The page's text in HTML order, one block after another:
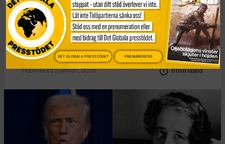
Vad Hanna Arendt kan
lära oss om
högerextrem populism
Publicerad 2 januari, 2026 6 min lästid
DET GLOBALA PRESSTÖDET PRENUMERERA